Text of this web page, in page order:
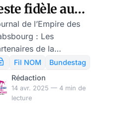
fidèle aux
Unis – et
lui sera
! par Ulrike
de l’Empire des
: Les
de la
en Allemagne
trouvé un compromis
prix de grands efforts
et c’est un mauvais
Fil NOM
Bundestag
Rédaction
14 avr. 2025 — 4 min de
lecture